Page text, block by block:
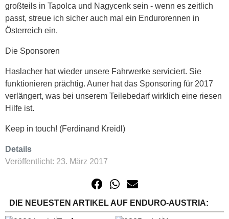
großteils in Tapolca und Nagycenk sein - wenn es zeitlich
passt, streue ich sicher auch mal ein Endurorennen in
Österreich ein.
Die Sponsoren
Haslacher hat wieder unsere Fahrwerke serviciert. Sie
funktionieren prächtig. Auner hat das Sponsoring für 2017
verlängert, was bei unserem Teilebedarf wirklich eine riesen
Hilfe ist.
Keep in touch! (Ferdinand Kreidl)
Details
Veröffentlicht: 23. März 2017
DIE NEUESTEN ARTIKEL AUF ENDURO-AUSTRIA: